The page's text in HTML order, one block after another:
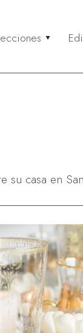
su casa en